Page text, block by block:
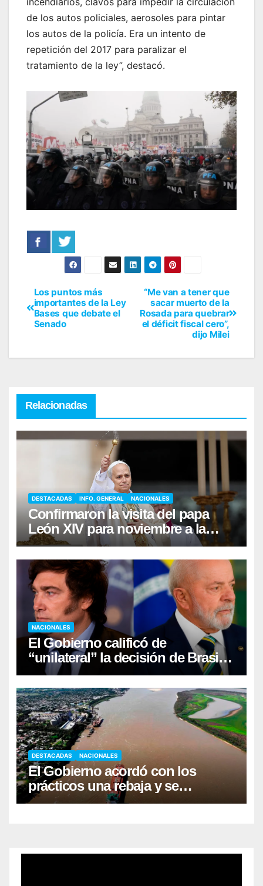
de los autos policiales, aerosoles para pintar
los autos de la policía. Era un intento de
repetición del 2017 para paralizar el
tratamiento de la ley”, destacó.
“Me van a tener que
sacar muerto de la
Rosada para quebrar
el déficit fiscal cero”,
dijo Milei
Los puntos más
importantes de la Ley
Bases que debate el
Senado
Relacionadas
DESTACADAS INFO. GENERAL NACIONALES
Confirmaron la visita del papa
León XIV para noviembre a la
Argentina
NACIONALES
El Gobierno calificó de
“unilateral” la decisión de Brasil
de retirar a su Embajador
DESTACADAS NACIONALES
El Gobierno acordó con los
prácticos una rebaja y se
destrabó el conflicto en puertos